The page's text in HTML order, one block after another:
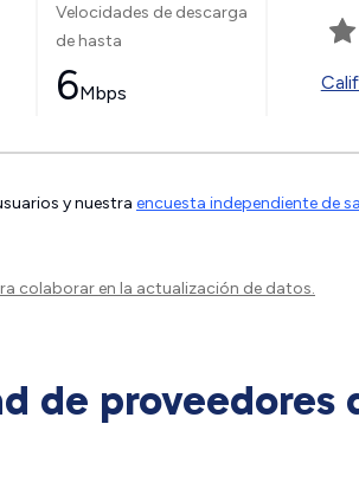
Velocidades de descarga
de hasta
6Mbps
y nuestra encuesta independiente de
colaborar en la actualización de datos.
de proveedores